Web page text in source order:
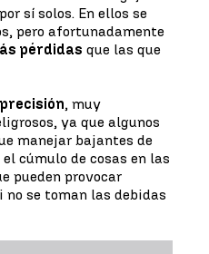
sí solos. En ellos se
pero afortunadamente
pérdidas que las que
, muy
ya que algunos
manejar bajantes de
cúmulo de cosas en las
pueden provocar
se toman las debidas